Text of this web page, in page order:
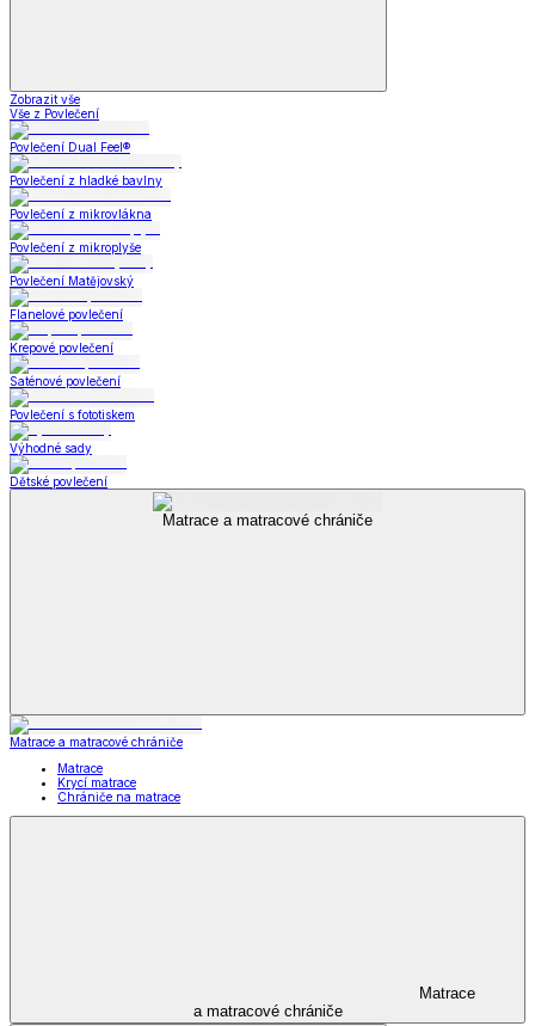
Zobrazit vše
Vše z Povlečení
Povlečení Dual Feel®
Povlečení z hladké bavlny
Povlečení z mikrovlákna
Povlečení z mikroplyše
Povlečení Matějovský
Flanelové povlečení
Krepové povlečení
Saténové povlečení
Povlečení s fototiskem
Výhodné sady
Dětské povlečení
Matrace a matracové chrániče
Matrace a matracové chrániče
Matrace
Krycí matrace
Chrániče na matrace
Matrace
a matracové chrániče